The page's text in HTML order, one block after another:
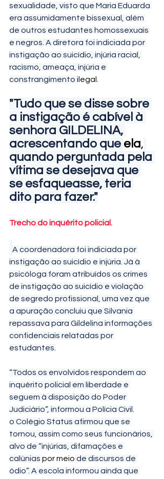
sexualidade, visto que Maria Eduarda
era assumidamente bissexual, além
de outros estudantes homossexuais
e negros. A diretora foi indiciada por
instigação ao suicídio, injúria racial,
racismo, ameaça, injúria e
constrangimento ilegal.
"Tudo que se disse sobre
a instigação é cabível à
senhora GILDELINA,
acrescentando que ela,
quando perguntada pela
vítima se desejava que
se esfaqueasse, teria
dito para fazer."
Trecho do inquérito policial.
A coordenadora foi indiciada por
instigação ao suicídio e injúria. Já à
psicóloga foram atribuídos os crimes
de instigação ao suicídio e violação
de segredo profissional, uma vez que
a apuração concluiu que Silvania
repassava para Gildelina informações
confidenciais relatadas por
estudantes.
“Todos os envolvidos respondem ao
inquérito policial em liberdade e
seguem à disposição do Poder
Judiciário”, informou a Polícia Civil.
o Colégio Status afirmou que se
tornou, assim como seus funcionários,
alvo de “injúrias, difamações e
calúnias por meio de discursos de
ódio”. A escola informou ainda que